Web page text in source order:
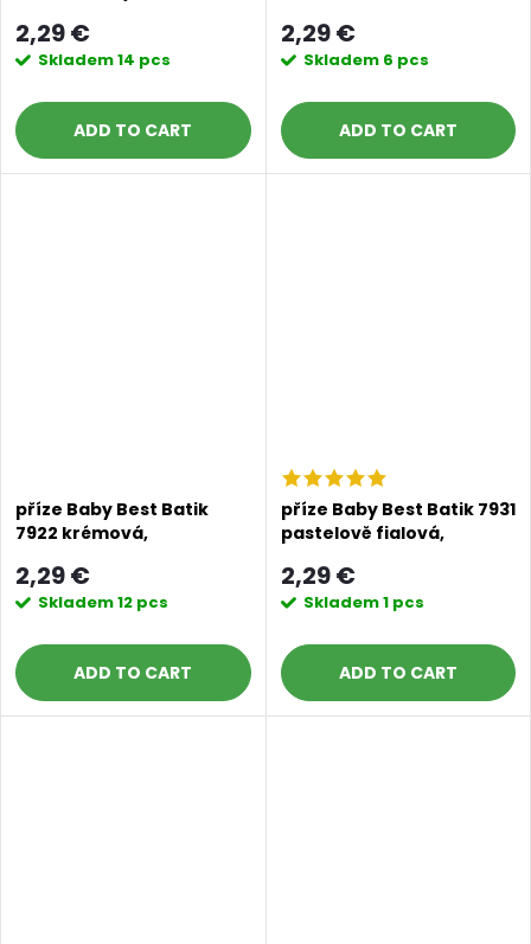
2,29 €
Skladem14 pcs
ADD TO CART
2,29 €
Skladem 6 pcs
ADD TO CART
příze Baby Best Batik
7922 krémová,
modrá, šedá
2,29 €
Skladem12 pcs
ADD TO CART
příze Baby Best Batik 7931
pastelově fialová,
2,29 €
Skladem1 pcs
ADD TO CART